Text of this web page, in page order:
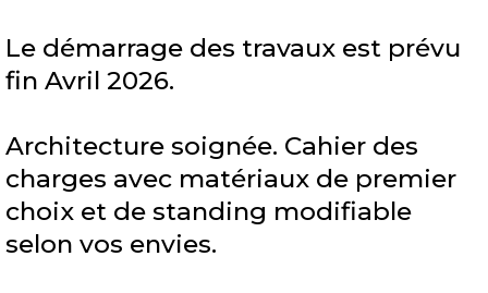
Le démarrage des travaux est prévu
fin Avril 2026.
Architecture soignée. Cahier des
charges avec matériaux de premier
choix et de standing modifiable
selon vos envies.